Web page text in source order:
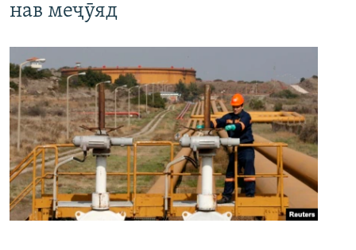
нав меҷӯяд